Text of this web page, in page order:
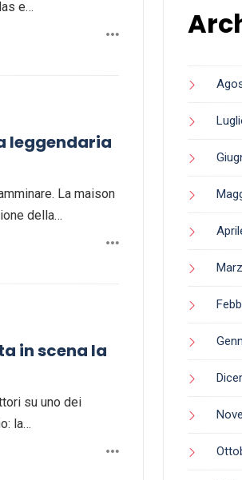
e…
leggendaria
La maison
della…
in scena la
su uno dei
la…